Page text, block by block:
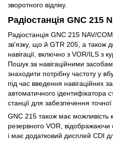
зворотного відліку.
Радіостанція GNC 215
Радіостанція GNC 215 NAV/
зв'язку, що й GTR 205, а також
навігації, включно з VOR/ILS з
Пошук за навігаційними
знаходити потрібну частоту у
під час введення навігаційних
автоматичного ідентифікатора
станції для забезпечення точної
GNC 215 також має можливість
резервного VOR, відображаючи
і має додатковий дисплей CDI